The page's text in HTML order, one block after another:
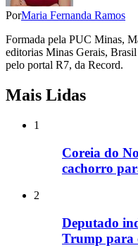
PorMaria Fernanda Ramos
Formada pela PUC Minas,
editorias Minas Gerais,
pelo portal R7, da Record.
Mais Lidas
1
Coreia do
cachorro
2
Deputado
Trump para